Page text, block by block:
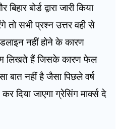
बोर्ड द्वारा जारी किया
तो सभी प्रश्न उत्तर वही से
नहीं होने के कारण
लिखते हैं जिसके कारण फेल
बात नहीं है जैसा पिछले वर्ष
दिया जाएगा ग्रेसिंग मार्क्स दे